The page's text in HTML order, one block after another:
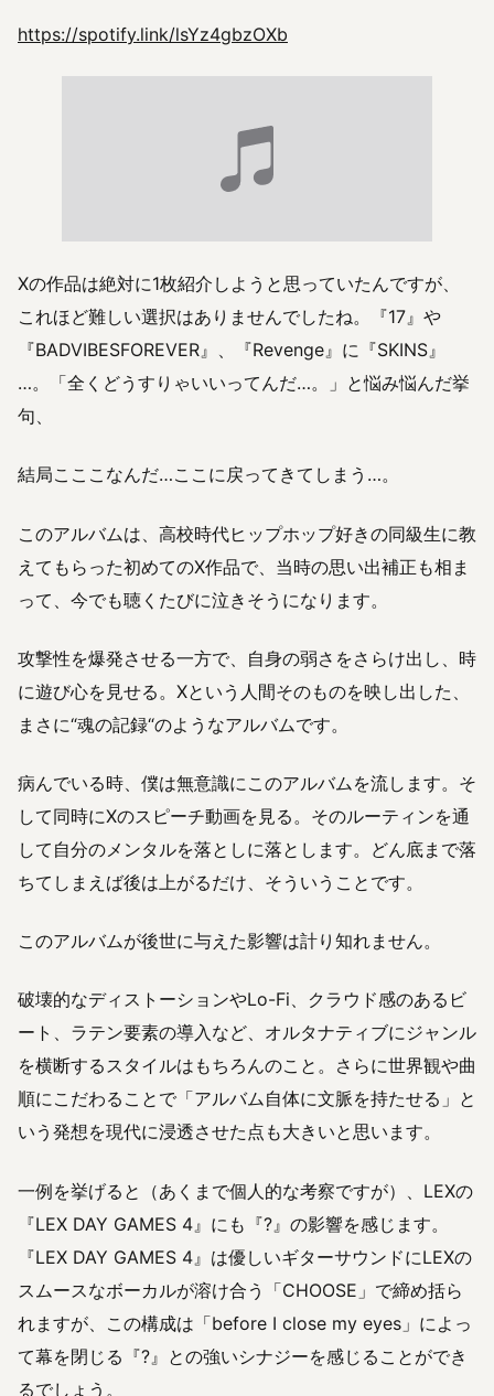
https://spotify.link/lsYz4gbzOXb
Xの作品は絶対に1枚紹介しようと思っていたんですが、
これほど難しい選択はありませんでしたね。『17』や
『BADVIBESFOREVER』、『Revenge』に『SKINS』
…。「全くどうすりゃいいってんだ…。」と悩み悩んだ挙
句、
結局こここなんだ…ここに戻ってきてしまう…。
このアルバムは、高校時代ヒップホップ好きの同級生に教
えてもらった初めてのX作品で、当時の思い出補正も相ま
って、今でも聴くたびに泣きそうになります。
攻撃性を爆発させる一方で、自身の弱さをさらけ出し、時
に遊び心を見せる。Xという人間そのものを映し出した、
まさに“魂の記録“のようなアルバムです。
病んでいる時、僕は無意識にこのアルバムを流します。そ
して同時にXのスピーチ動画を見る。そのルーティンを通
して自分のメンタルを落としに落とします。どん底まで落
ちてしまえば後は上がるだけ、そういうことです。
このアルバムが後世に与えた影響は計り知れません。
破壊的なディストーションやLo-Fi、クラウド感のあるビ
ート、ラテン要素の導入など、オルタナティブにジャンル
を横断するスタイルはもちろんのこと。さらに世界観や曲
順にこだわることで「アルバム自体に文脈を持たせる」と
いう発想を現代に浸透させた点も大きいと思います。
一例を挙げると（あくまで個人的な考察ですが）、LEXの
『LEX DAY GAMES 4』にも『?』の影響を感じます。
『LEX DAY GAMES 4』は優しいギターサウンドにLEXの
スムースなボーカルが溶け合う「CHOOSE」で締め括ら
れますが、この構成は「before I close my eyes」によっ
て幕を閉じる『?』との強いシナジーを感じることができ
るでしょう。